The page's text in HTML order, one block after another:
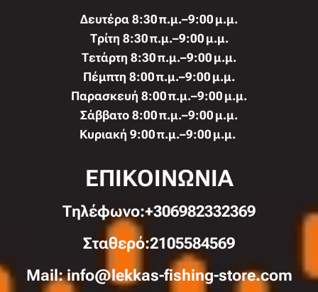
Δευτέρα 8:30 π.μ.–9:00 μ.μ.
Τρίτη 8:30 π.μ.–9:00 μ.μ.
Τετάρτη 8:30 π.μ.–9:00 μ.μ.
Πέμπτη 8:00 π.μ.–9:00 μ.μ.
Παρασκευή 8:00 π.μ.–9:00 μ.μ.
Σάββατο 8:00 π.μ.–9:00 μ.μ.
Κυριακή 9:00 π.μ.–9:00 μ.μ.
ΕΠΙΚΟΙΝΩΝΙΑ
Τηλέφωνo:+306982332369
Σταθερό:2105584569
Mail: info@lekkas-fishing-store.com